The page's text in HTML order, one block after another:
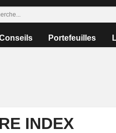
Portefeuilles
INDEX